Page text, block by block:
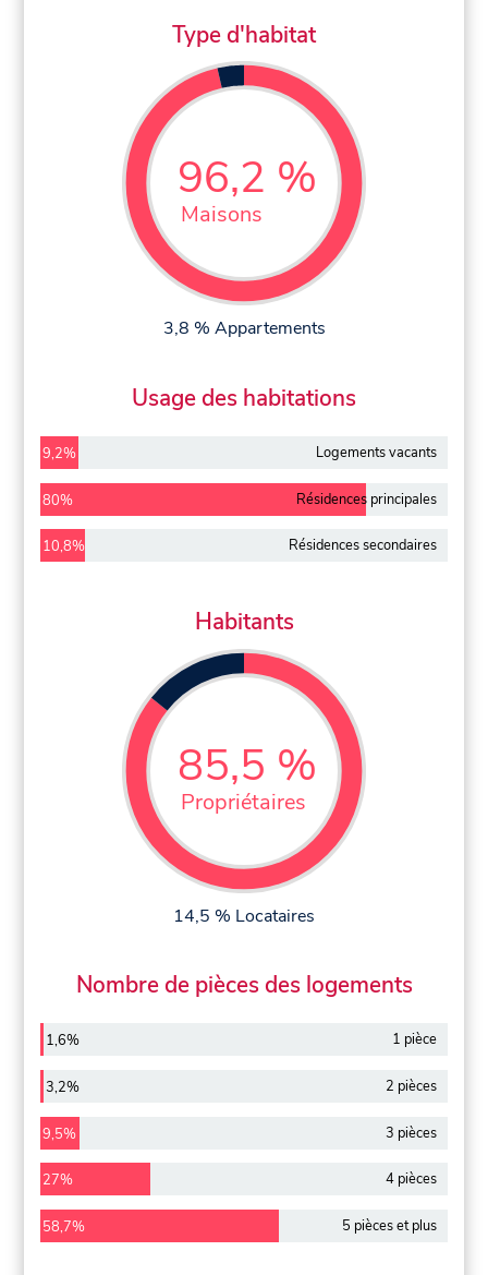
Type d'habitat
96,2 %
Maisons
3,8 % Appartements
Usage des habitations
9,2% Logements vacants
80% Résidences principales
10,8% Résidences secondaires
Habitants
85,5 %
Propriétaires
14,5 % Locataires
Nombre de pièces des logements
1,6% 1 pièce
3,2% 2 pièces
9,5% 3 pièces
27% 4 pièces
58,7% 5 pièces et plus